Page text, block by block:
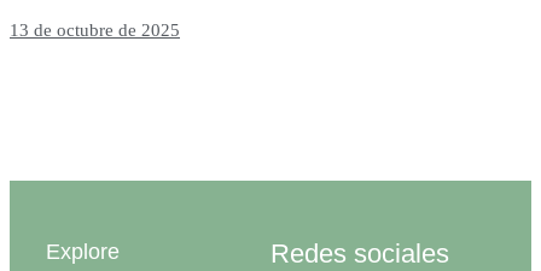
13 de octubre de 2025
Explore Redes sociales